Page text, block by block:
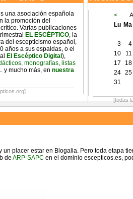
<
Lu Ma
3
4
10
11
17
18
24
25
31
[todas
una asociación española
la promoción del
Varias publicaciones
EL ESCÉPTICO, la
del escepticismo español,
años a sus espaldas, o el
El Escéptico Digital ),
, monografías, listas
y mucho más, en nuestra
placer estar en Blogalia. Pero toda etapa
de ARP-SAPC en el dominio escepticos.es,